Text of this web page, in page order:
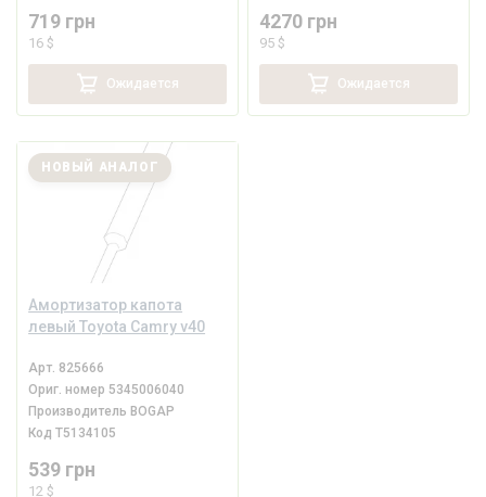
719 грн
16 $
Ожидается
4270 грн
95 $
Ожидается
Амортизатор капота
левый Toyota Camry v40
НОВЫЙ АНАЛОГ
Арт. 825666
Ориг. номер 5345006040
Производитель BOGAP
КодT5134105
539 грн
12 $